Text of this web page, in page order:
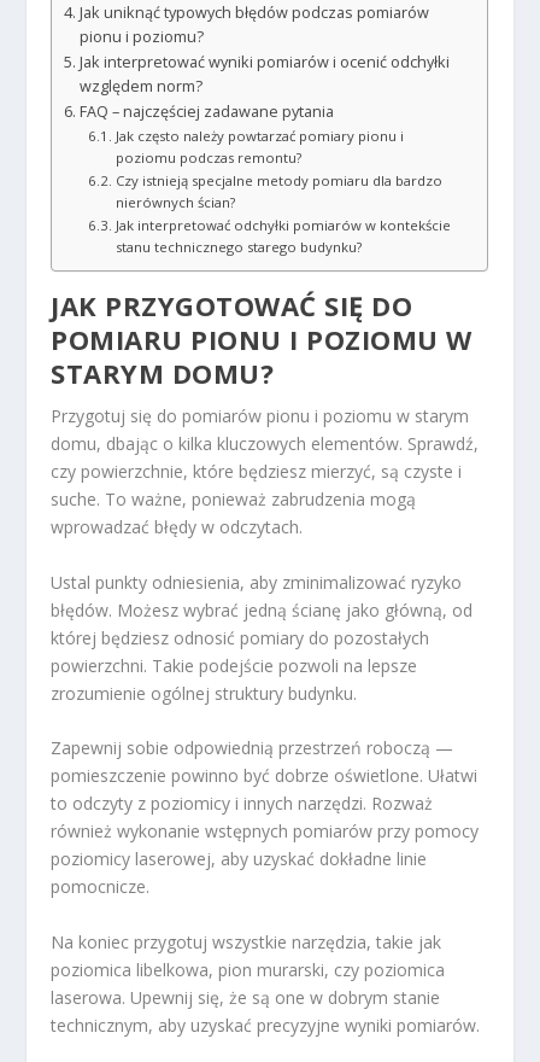
Jak uniknąć typowych błędów podczas pomiarów
pionu i poziomu?
Jak interpretować wyniki pomiarów i ocenić odchyłki
względem norm?
FAQ – najczęściej zadawane pytania
Jak często należy powtarzać pomiary pionu i
poziomu podczas remontu?
Czy istnieją specjalne metody pomiaru dla bardzo
nierównych ścian?
Jak interpretować odchyłki pomiarów w kontekście
stanu technicznego starego budynku?
JAK PRZYGOTOWAĆ SIĘ DO
POMIARU PIONU I POZIOMU W
STARYM DOMU?
Przygotuj się do pomiarów pionu i poziomu w starym
domu, dbając o kilka kluczowych elementów. Sprawdź,
czy powierzchnie, które będziesz mierzyć, są czyste i
suche. To ważne, ponieważ zabrudzenia mogą
wprowadzać błędy w odczytach.
Ustal punkty odniesienia, aby zminimalizować ryzyko
błędów. Możesz wybrać jedną ścianę jako główną, od
której będziesz odnosić pomiary do pozostałych
powierzchni. Takie podejście pozwoli na lepsze
zrozumienie ogólnej struktury budynku.
Zapewnij sobie odpowiednią przestrzeń roboczą —
pomieszczenie powinno być dobrze oświetlone. Ułatwi
to odczyty z poziomicy i innych narzędzi. Rozważ
również wykonanie wstępnych pomiarów przy pomocy
poziomicy laserowej, aby uzyskać dokładne linie
pomocnicze.
Na koniec przygotuj wszystkie narzędzia, takie jak
poziomica libelkowa, pion murarski, czy poziomica
laserowa. Upewnij się, że są one w dobrym stanie
technicznym, aby uzyskać precyzyjne wyniki pomiarów.